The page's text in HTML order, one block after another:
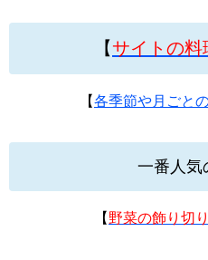
【サイトの料
【各季節や月ごと
一番人気
【 野菜の飾り切